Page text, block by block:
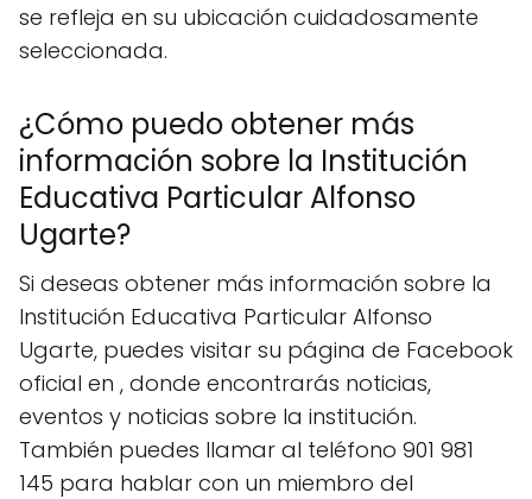
se refleja en su ubicación cuidadosamente
seleccionada.
¿Cómo puedo obtener más
información sobre la Institución
Educativa Particular Alfonso
Ugarte?
Si deseas obtener más información sobre la
Institución Educativa Particular Alfonso
Ugarte, puedes visitar su página de Facebook
oficial en , donde encontrarás noticias,
eventos y noticias sobre la institución.
También puedes llamar al teléfono 901 981
145 para hablar con un miembro del